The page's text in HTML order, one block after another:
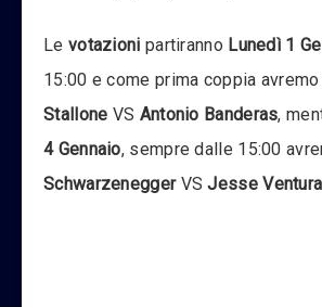
Le votazioni partiranno Lunedì 1
15:00 e come prima coppia avremo
Stallone VS Antonio Banderas,
4 Gennaio, sempre dalle 15:00
SchwarzeneggerVSJesse Ventura